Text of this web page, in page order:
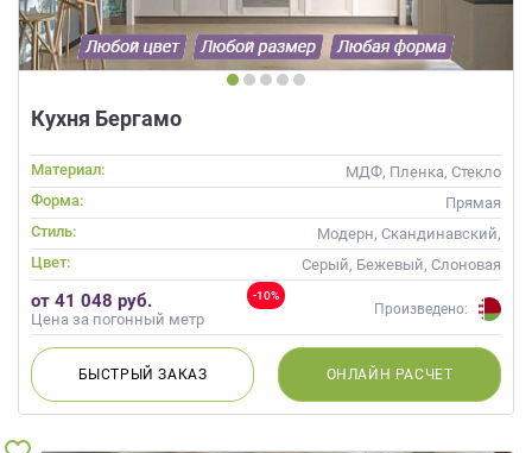
Кухня Бергамо
Материал:
МДФ, Пленка, Стекло
Форма:
Прямая
Стиль:
Модерн, Скандинавский,
Неоклассика, Современные
Цвет:
Серый, Бежевый, Слоновая
кость, Кремовый
-10%
от 41 048 руб.
Цена за погонный метр
Произведено:
БЫСТРЫЙЗАКАЗ ОНЛАЙН РАСЧЕТ